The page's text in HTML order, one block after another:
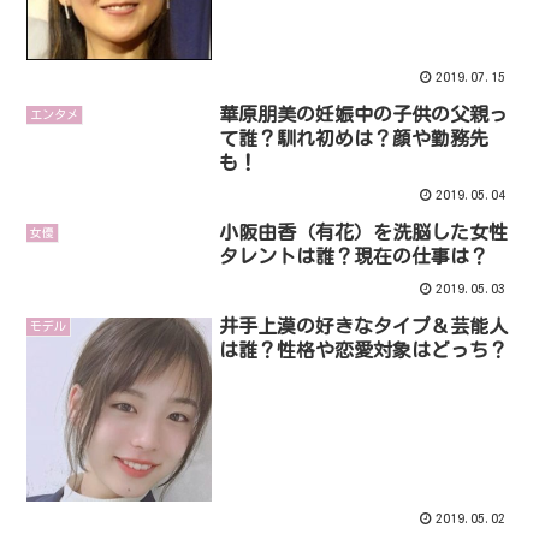
2019.07.15
エンタメ
華原朋美の妊娠中の子供の父親っ
て誰？馴れ初めは？顔や勤務先
も！
2019.05.04
女優
小阪由香（有花）を洗脳した女性
タレントは誰？現在の仕事は？
2019.05.03
モデル
井手上漠の好きなタイプ＆芸能人
は誰？性格や恋愛対象はどっち？
2019.05.02